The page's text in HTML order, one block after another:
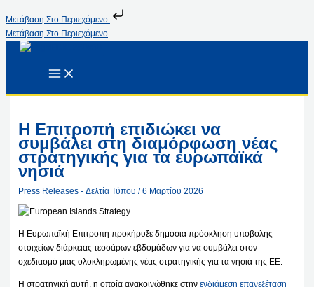
Μετάβαση Στο Περιεχόμενο
Μετάβαση Στο Περιεχόμενο
Η Επιτροπή επιδιώκει να
συμβάλει στη διαμόρφωση νέας
στρατηγικής για τα ευρωπαϊκά
νησιά
Press Releases - Δελτία Τύπου /6 Μαρτίου 2026
Η Ευρωπαϊκή Επιτροπή προκήρυξε δημόσια πρόσκληση υποβολής
στοιχείων διάρκειας τεσσάρων εβδομάδων για να συμβάλει στον
σχεδιασμό μιας ολοκληρωμένης νέας στρατηγικής για τα νησιά της ΕΕ.
Η στρατηγική αυτή, η οποία ανακοινώθηκε στηνενδιάμεση επανεξέταση